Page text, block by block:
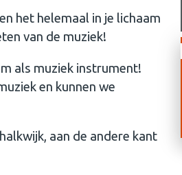
het helemaal in je lichaam
van de muziek!
als muziek instrument!
en kunnen we
aan de andere kant